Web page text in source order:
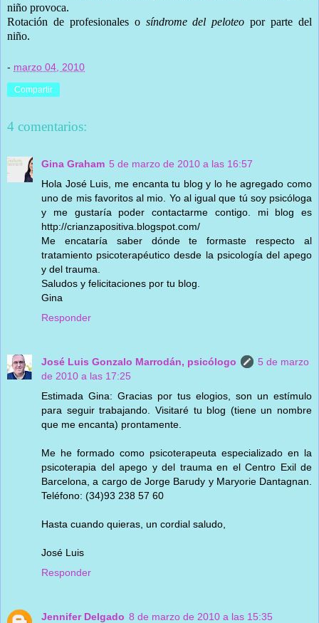
niño provoca.
Rotación de profesionales o síndrome del peloteo por parte del
niño.
- marzo 04, 2010
Compartir
4 comentarios:
Gina Graham 5 de marzo de 2010 a las 16:57
Hola José Luis, me encanta tu blog y lo he agregado como
uno de mis favoritos al mio. Yo al igual que tú soy psicóloga
y me gustaría poder contactarme contigo. mi blog es
http://crianzapositiva.blogspot.com/
Me encataría saber dónde te formaste respecto al
tratamiento psicoterapéutico desde la psicología del apego
y del trauma.
Saludos y felicitaciones por tu blog.
Gina
Responder
José Luis Gonzalo Marrodán, psicólogo
5 de marzo
de 2010 a las 17:25
Estimada Gina: Gracias por tus elogios, son un estímulo
para seguir trabajando. Visitaré tu blog (tiene un nombre
que me encanta) prontamente.
Me he formado como psicoterapeuta especializado en la
psicoterapia del apego y del trauma en el Centro Exil de
Barcelona, a cargo de Jorge Barudy y Maryorie Dantagnan.
Teléfono: (34)93 238 57 60
Hasta cuando quieras, un cordial saludo,
José Luis
Responder
Jennifer Delgado 8 de marzo de 2010 a las 15:35